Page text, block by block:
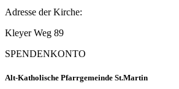
Adresse der Kirche:
Kleyer Weg 89
SPENDENKONTO
Alt-Katholische Pfarrgemeinde St.Martin